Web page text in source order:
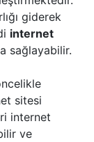
giderek
internet
sağlayabilir.
sitesi
internet
ve